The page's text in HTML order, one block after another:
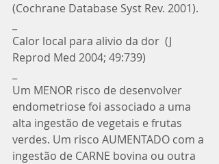
(Cochrane Database Syst Rev. 2001).
Calor local para alivio da dor  (J
Reprod Med 2004; 49:739)
Um MENOR risco de desenvolver
endometriose foi associado a uma
alta ingestão de vegetais e frutas
verdes. Um risco AUMENTADO com a
ingestão de CARNE bovina ou outra